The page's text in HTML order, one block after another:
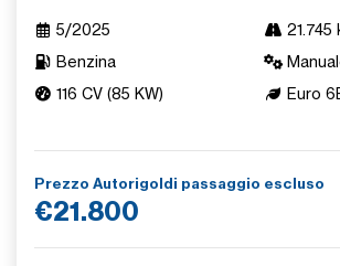
5/2025
21.745
Benzina
116 CV (85 KW)
Euro
Prezzo Autorigoldi passaggio escluso
€21.800